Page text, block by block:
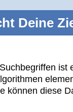
Deine
ist
können diese